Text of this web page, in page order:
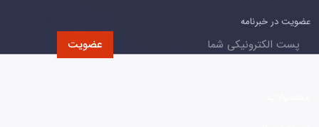
عضویت در خبرنامه
عضویت